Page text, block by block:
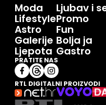
Moda
Lifestyle
Astro
Galerije
Ljepota
Ljubav i
Promo
Fun
Bolja ja
Gastro
PRATITE NAS
RTL DIGITALNI PROIZVODI